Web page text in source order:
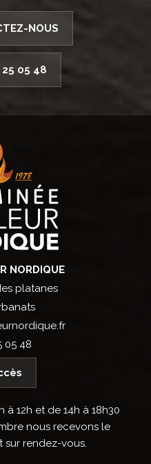
NOUS
05 48
NORDIQUE
platanes
05 48
à 12h et de 14h à 18h30
nous recevons le
sur rendez-vous.